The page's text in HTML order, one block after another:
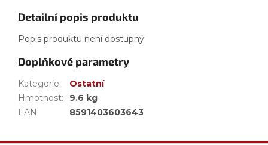
Detailní popis produktu
Popis produktu není dostupný
Doplňkové parametry
Kategorie:
Ostatní
Hmotnost:
9.6 kg
EAN: 8591403603643